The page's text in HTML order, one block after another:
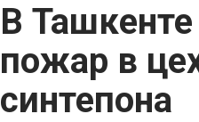
В
пожар в
синтепона